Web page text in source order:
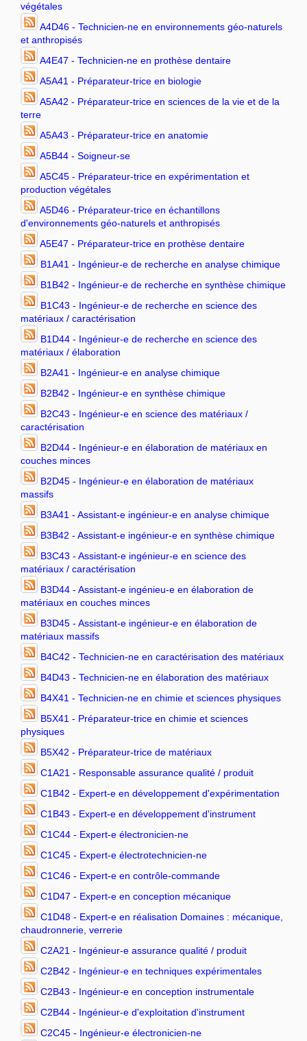
végétales
A4D46 - Technicien-ne en environnements géo-naturels
et anthropisés
A4E47 - Technicien-ne en prothèse dentaire
A5A41 - Préparateur-trice en biologie
A5A42 - Préparateur-trice en sciences de la vie et de la
terre
A5A43 - Préparateur-trice en anatomie
A5B44 - Soigneur-se
A5C45 - Préparateur-trice en expérimentation et
production végétales
A5D46 - Préparateur-trice en échantillons
d'environnements géo-naturels et anthropisés
A5E47 - Préparateur-trice en prothèse dentaire
B1A41 - Ingénieur-e de recherche en analyse chimique
B1B42 - Ingénieur-e de recherche en synthèse chimique
B1C43 - Ingénieur-e de recherche en science des
matériaux / caractérisation
B1D44 - Ingénieur-e de recherche en science des
matériaux / élaboration
B2A41 - Ingénieur-e en analyse chimique
B2B42 - Ingénieur-e en synthèse chimique
B2C43 - Ingénieur-e en science des matériaux /
caractérisation
B2D44 - Ingénieur-e en élaboration de matériaux en
couches minces
B2D45 - Ingénieur-e en élaboration de matériaux
massifs
B3A41 - Assistant-e ingénieur-e en analyse chimique
B3B42 - Assistant-e ingénieur-e en synthèse chimique
B3C43 - Assistant-e ingénieur-e en science des
matériaux / caractérisation
B3D44 - Assistant-e ingénieu-e en élaboration de
matériaux en couches minces
B3D45 - Assistant-e ingénieur-e en élaboration de
matériaux massifs
B4C42 - Technicien-ne en caractérisation des matériaux
B4D43 - Technicien-ne en élaboration des matériaux
B4X41 - Technicien-ne en chimie et sciences physiques
B5X41 - Préparateur-trice en chimie et sciences
physiques
B5X42 - Préparateur-trice de matériaux
C1A21 - Responsable assurance qualité / produit
C1B42 - Expert-e en développement d'expérimentation
C1B43 - Expert-e en développement d'instrument
C1C44 - Expert-e électronicien-ne
C1C45 - Expert-e électrotechnicien-ne
C1C46 - Expert-e en contrôle-commande
C1D47 - Expert-e en conception mécanique
C1D48 - Expert-e en réalisation Domaines : mécanique,
chaudronnerie, verrerie
C2A21 - Ingénieur-e assurance qualité / produit
C2B42 - Ingénieur-e en techniques expérimentales
C2B43 - Ingénieur-e en conception instrumentale
C2B44 - Ingénieur-e d'exploitation d'instrument
C2C45 - Ingénieur-e électronicien-ne